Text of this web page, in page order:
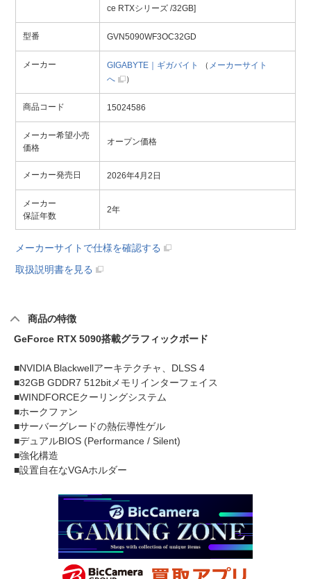
ce RTXシリーズ /32GB]
型番 GVN5090WF3OC32GD
メーカー GIGABYTE｜ギガバイト （ メーカーサイト
へ
）
商品コード 15024586
メーカー希望小売
価格
オープン価格
メーカー発売日 2026年4月2日
メーカー
保証年数
2年
メーカーサイトで仕様を確認する
取扱説明書を見る
商品の特徴
GeForce RTX 5090搭載グラフィックボード
■NVIDIA Blackwellアーキテクチャ、DLSS 4
■32GB GDDR7 512bitメモリインターフェイス
■WINDFORCEクーリングシステム
■ホークファン
■サーバーグレードの熱伝導性ゲル
■デュアルBIOS (Performance / Silent)
■強化構造
■設置自在なVGAホルダー